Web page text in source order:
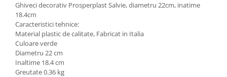
Ghiveci decorativ Prosperplast Salvie, diametru 22cm, inatime
18.4cm
Caracteristici tehnice:
Material plastic de calitate, Fabricat in Italia
Culoare verde
Diametru 22 cm
Inaltime 18.4 cm
Greutate 0.36 kg